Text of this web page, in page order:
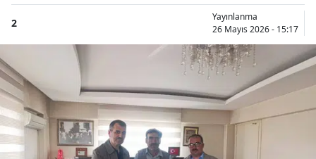
2
Yayınlanma
26 Mayıs 2026 - 15:17